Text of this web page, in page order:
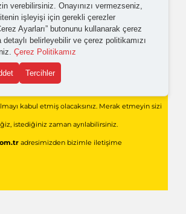
kabul etmiş olacaksınız. Merak etmeyin sizi
istediğiniz zaman ayrılabilirsiniz.
adresimizden bizimle iletişime
verebilirsiniz. Onayınızı vermezseniz,
işleyişi için gerekli çerezler
Ayarları” butonunu kullanarak çerez
belirleyebilir ve çerez politikamızı
Çerez Politikamız
Tercihler